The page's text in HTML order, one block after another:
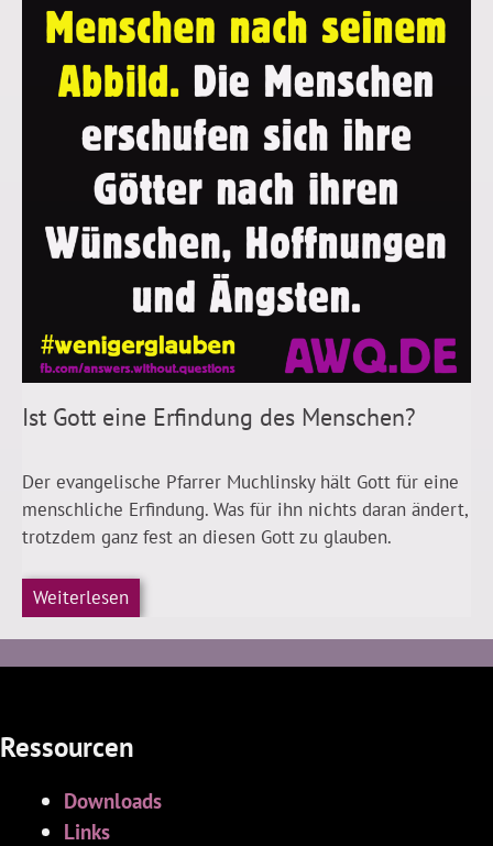
Ist Gott eine Erfindung des Menschen?
Der evangelische Pfarrer Muchlinsky hält Gott für eine
menschliche Erfindung. Was für ihn nichts daran ändert,
trotzdem ganz fest an diesen Gott zu glauben.
Weiterlesen
Ressourcen
Downloads
Links